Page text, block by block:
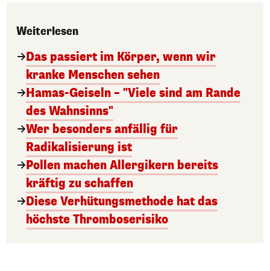
Weiterlesen
Das passiert im Körper, wenn wir
kranke Menschen sehen
Hamas-Geiseln – "Viele sind am Rande
des Wahnsinns"
Wer besonders anfällig für
Radikalisierung ist
Pollen machen Allergikern bereits
kräftig zu schaffen
Diese Verhütungsmethode hat das
höchste Thromboserisiko